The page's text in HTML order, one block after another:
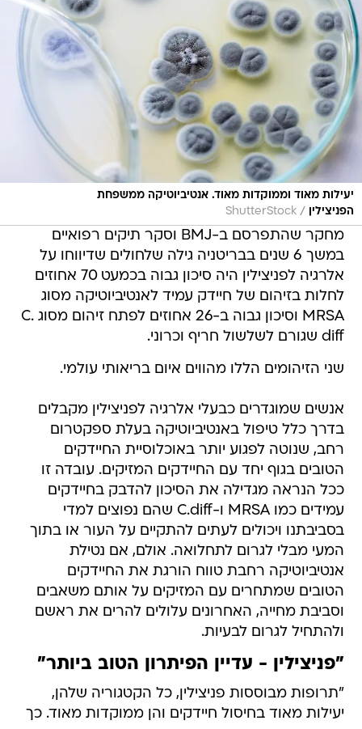
יעילות מאוד וממוקדות מאוד. אנטיביוטיקה ממשפחת
הפניצילין
/
ShutterStock
מחקר שהתפרסם ב-BMJ וסקר תיקים רפואיים
במשך 6 שנים בבריטניה גילה שלחולים שדיווחו על
אלרגיה לפניצילין היה סיכון גבוה בכמעט 70 אחוזים
לחלות בזיהום של חיידק עמיד לאנטיביוטיקה מסוג
MRSA וסיכון גבוה ב-26 אחוזים לפתח זיהום מסוג C.
diff שגורם לשלשול חריף וכרוני.
שני הזיהומים הללו מהווים איום בריאותי עולמי.
אנשים שמוגדרים כבעלי אלרגיה לפניצילין מקבלים
בדרך כלל טיפול באנטיביוטיקה בעלת ספקטרום
רחב, שנוטה לפגוע יותר באוכלוסיית החיידקים
הטובים בגוף יחד עם החיידקים המזיקים. עובדה זו
ככל הנראה מגדילה את הסיכון להדבק בחיידקים
עמידים כמו MRSA ו-C.diff שהם נפוצים למדי
בסביבתנו ויכולים לעתים להתקיים על העור או בתוך
המעי מבלי לגרום לתחלואה. אולם, אם נטילת
אנטיביוטיקה רחבת טווח הורגת את החיידקים
הטובים שמתחרים עם המזיקים על אותם משאבים
וסביבת מחייה, האחרונים עלולים להרים את ראשם
ולהתחיל לגרום לבעיות.
"פניצילין - עדיין הפיתרון הטוב ביותר"
"תרופות מבוססות פניצילין, כל הקטגוריה שלהן,
יעילות מאוד בחיסול חיידקים והן ממוקדות מאוד. כך